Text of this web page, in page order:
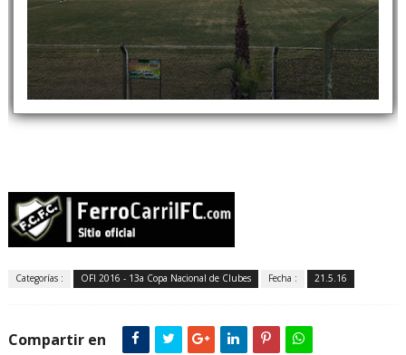
Categorías : OFI 2016 - 13a Copa Nacional de Clubes Fecha : 21.5.16
Compartir en